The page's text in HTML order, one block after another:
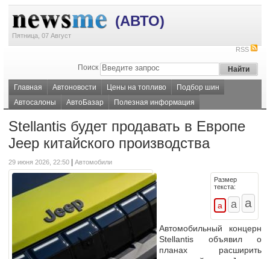
(АВТО)
Пятница, 07 Август
RSS
Поиск
Главная Автоновости Цены на топливо
Подбор шин
Автосалоны
АвтоБазар Полезная информация
Stellantis будет продавать в Европе
Jeep китайского производства
29 июня 2026, 22:50 Автомобили
Размер
текста:
Автомобильный концерн
Stellantis объявил о
планах расширить